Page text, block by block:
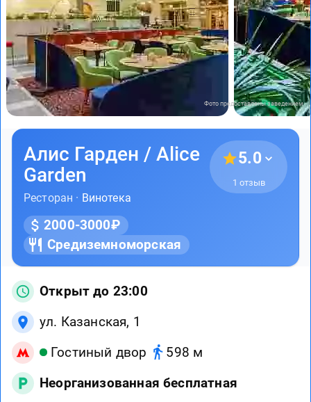
Фото предоставлены заведением
Алис Гарден / Alice
Garden
Ресторан · Винотека
5.0
1 отзыв
2000-3000₽
Средиземноморская
Открыт до 23:00
ул. Казанская, 1
Гостиный двор
598 м
Неорганизованная бесплатная